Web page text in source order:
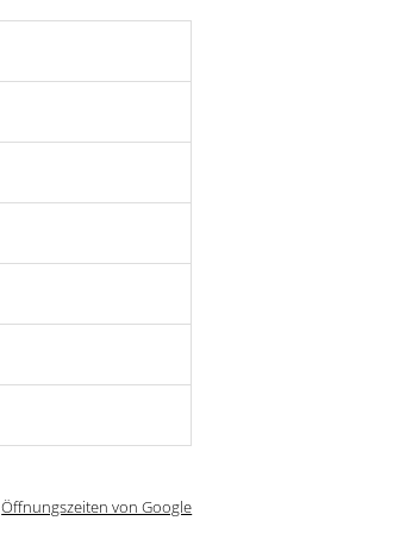
Öffnungszeiten von Google